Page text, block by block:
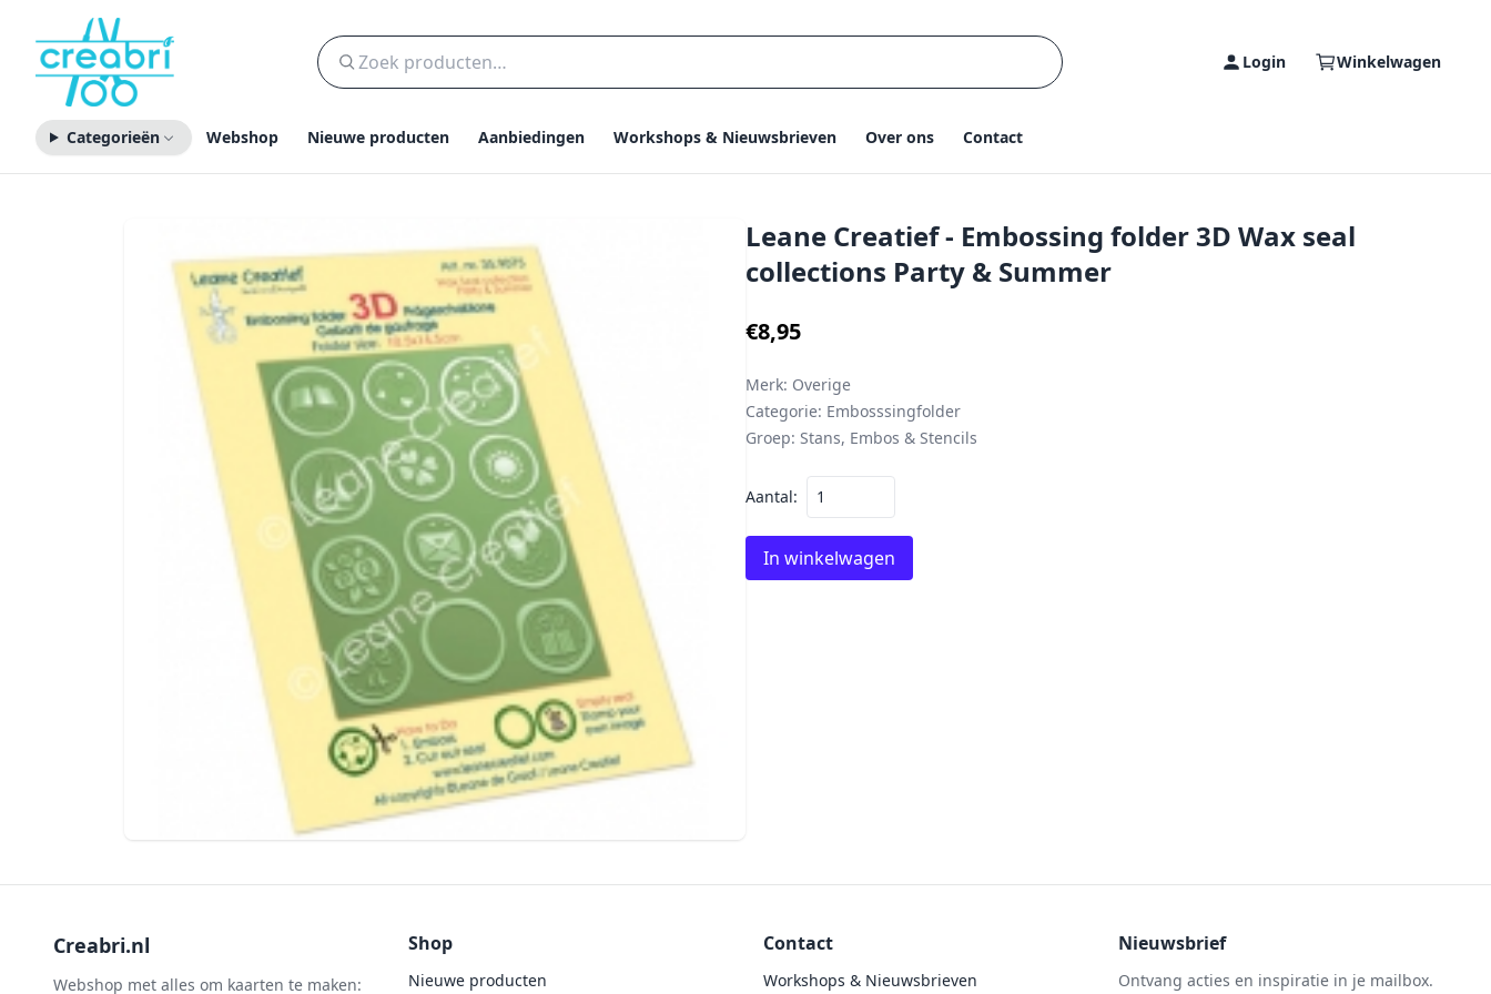
Login Winkelwagen
Categorieën Webshop Nieuwe producten Aanbiedingen Workshops & Nieuwsbrieven Over ons Contact
Leane Creatief - Embossing folder 3D Wax seal
collections Party & Summer
€8,95
Merk: Overige
Categorie: Embosssingfolder
Groep: Stans, Embos & Stencils
Aantal:
In winkelwagen
Creabri.nl
Webshop met alles om kaarten te maken:
Shop
Nieuwe producten
Contact
Workshops & Nieuwsbrieven
Nieuwsbrief
Ontvang acties en inspiratie in je mailbox.